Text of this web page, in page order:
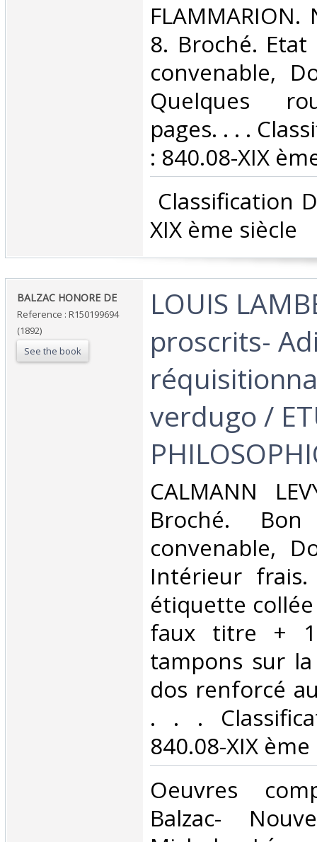
‎FLAMMARION.
8. Broché. Etat
convenable,
Quelques
pages. . . .
: 840.08-XIX
Classification
XIX ème siècle‎
‎BALZAC HONORE DE‎
Reference : R150199694
(1892)
See the book
‎LOUIS
proscrits-
verdugo /
‎CALMANN
Broché.
convenable,
Intérieur
étiquette
faux titre +
tampons sur
dos renforcé
. . .
840.08-XIX
‎Oeuvres
Balzac-